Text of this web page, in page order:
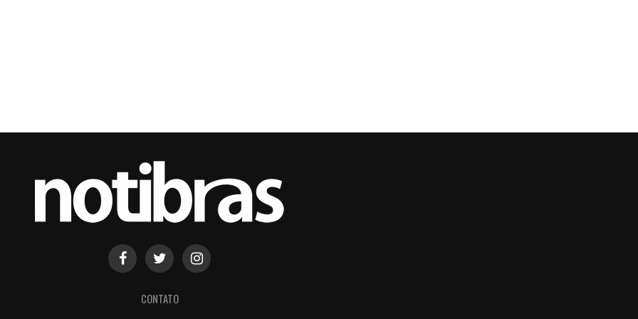
CONTATO